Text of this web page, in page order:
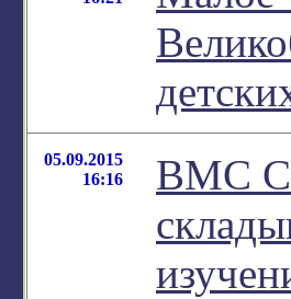
05.09.2015
16:16
ВМС